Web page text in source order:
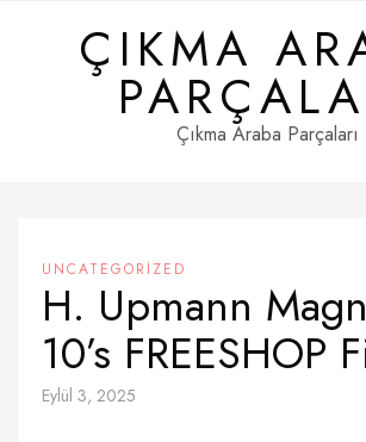
ÇIKMA
Çıkma Araba Parçaları
UNCATEGORIZED
H. Upmann
10’s FREESHOP
Eylül 3, 2025